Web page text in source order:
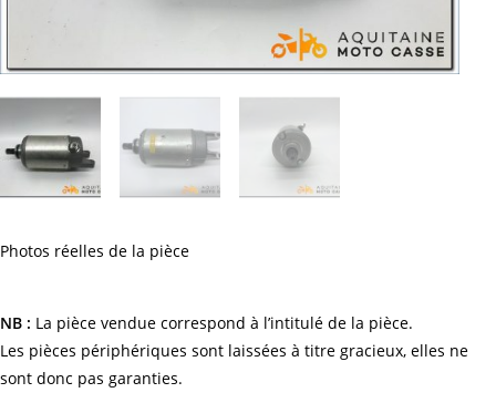
Photos réelles de la pièce
NB : La pièce vendue correspond à l’intitulé de la pièce.
Les pièces périphériques sont laissées à titre gracieux, elles ne
sont donc pas garanties.